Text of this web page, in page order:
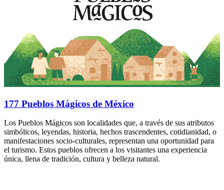
177 Pueblos Mágicos de México
Los Pueblos Mágicos son localidades que, a través de sus atributos
simbólicos, leyendas, historia, hechos trascendentes, cotidianidad, o
manifestaciones socio-culturales, representan una oportunidad para
el turismo. Estos pueblos ofrecen a los visitantes una experiencia
única, llena de tradición, cultura y belleza natural.